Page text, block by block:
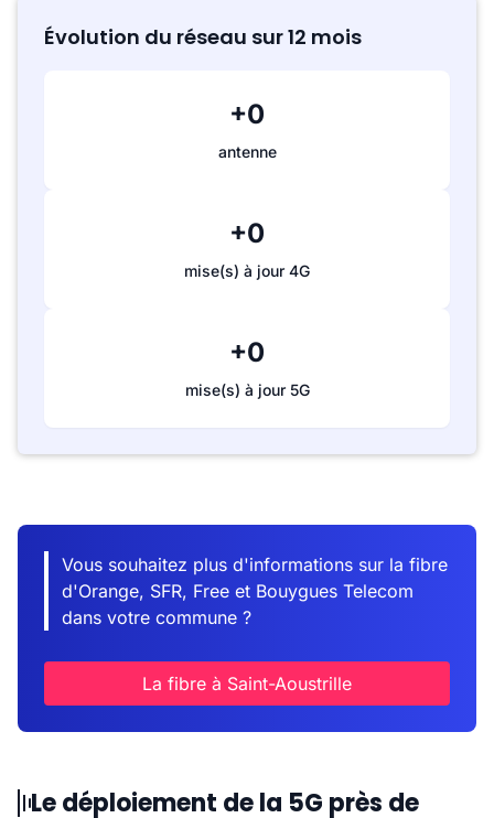
Évolution du réseau sur 12 mois
+0
antenne
+0
mise(s) à jour 4G
+0
mise(s) à jour 5G
Vous souhaitez plus d'informations sur la fibre
d'Orange, SFR, Free et Bouygues Telecom
dans votre commune ?
La fibre à Saint-Aoustrille
Le déploiement de la 5G près de